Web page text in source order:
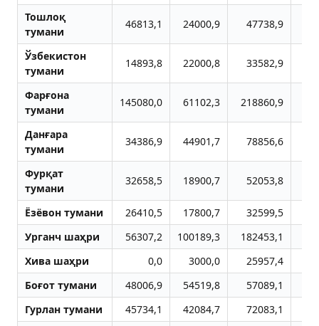
Тошлоқ
тумани
46813,1 24000,9 47738,9
Ўзбекистон
тумани
14893,8 22000,8 33582,9
Фарғона
тумани
145080,0 61102,3 218860,9
Данғара
тумани
34386,9 44901,7 78856,6
Фурқат
тумани
32658,5 18900,7 52053,8
Ёзёвон тумани 26410,5 17800,7 32599,5
Урганч шаҳри
56307,2 100189,3 182453,1
Хива шаҳри
0,0 3000,0 25957,4
Боғот тумани
48006,9 54519,8 57089,1
Гурлан тумани
45734,1 42084,7 72083,1